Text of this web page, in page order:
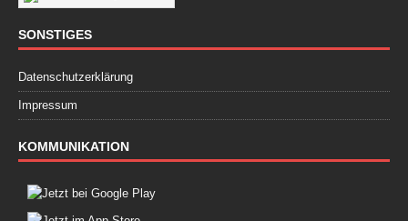
SONSTIGES
Datenschutzerklärung
Impressum
KOMMUNIKATION